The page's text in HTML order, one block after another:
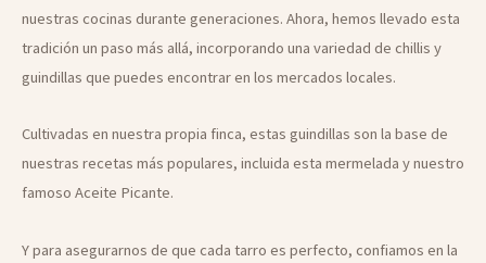
nuestras cocinas durante generaciones. Ahora, hemos llevado esta
tradición un paso más allá, incorporando una variedad de chillis y
guindillas que puedes encontrar en los mercados locales.
Cultivadas en nuestra propia finca, estas guindillas son la base de
nuestras recetas más populares, incluida esta mermelada y nuestro
famoso Aceite Picante.
Y para asegurarnos de que cada tarro es perfecto, confiamos en la